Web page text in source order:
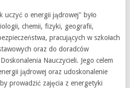
uczyć o energii jądrowej" było
chemii, fizyki, geografii,
pracujących w szkołach
oraz do doradców
Nauczycieli. Jego celem
jądrowej oraz udoskonalenie
prowadzić zajęcia z energetyki